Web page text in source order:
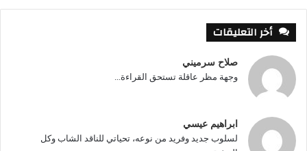
أخر التعليقات
صلاح سرميني
وجهة مظر عاقلة تستحق القراءة...
ابراهيم عيسي
لسلوب جديد وفريد من نوعه، تحياتي للناقد الشاب وكل